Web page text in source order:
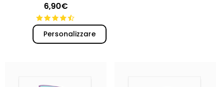
6,90€
Personalizzare